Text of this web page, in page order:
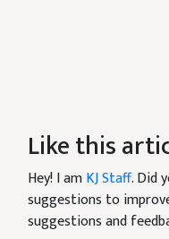
Like this
Hey! I amKJ Staff. Did
suggestions to
suggestions and